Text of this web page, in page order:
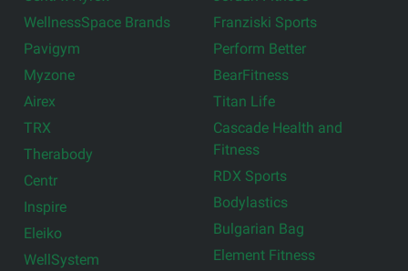
WellnessSpace Brands
Pavigym
Myzone
Airex
TRX
Therabody
Centr
Inspire
Eleiko
WellSystem
Franziski Sports
Perform Better
BearFitness
Titan Life
Cascade Health and
Fitness
RDX Sports
Bodylastics
Bulgarian Bag
Element Fitness